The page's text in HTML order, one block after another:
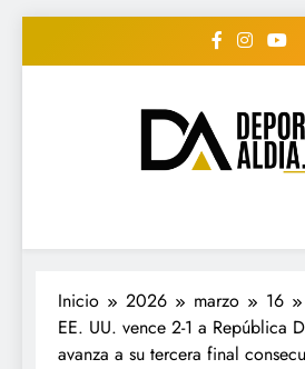
•
Digital"
#deportealdiard
Inicio 2026 marzo
16
EE. UU. vence 2-1 a República
avanza a su tercera final